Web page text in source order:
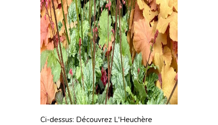
Ci-dessus: Découvrez L'Heuchère